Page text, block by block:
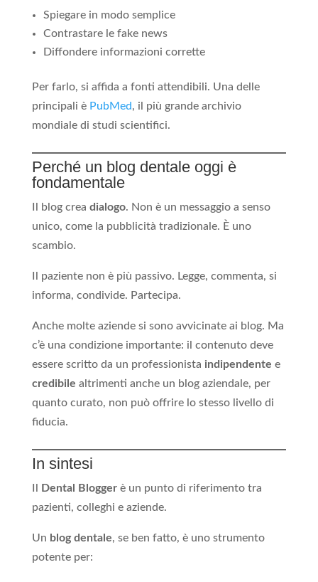
Spiegare in modo semplice
Contrastare le fake news
Diffondere informazioni corrette
Per farlo, si affida a fonti attendibili. Una delle
principali è PubMed, il più grande archivio
mondiale di studi scientifici.
Perché un blog dentale oggi è
fondamentale
Il blog crea dialogo. Non è un messaggio a senso
unico, come la pubblicità tradizionale. È uno
scambio.
Il paziente non è più passivo. Legge, commenta, si
informa, condivide. Partecipa.
Anche molte aziende si sono avvicinate ai blog. Ma
c’è una condizione importante: il contenuto deve
essere scritto da un professionista indipendente e
credibile altrimenti anche un blog aziendale, per
quanto curato, non può offrire lo stesso livello di
fiducia.
In sintesi
Dental Bloggerè un punto di riferimento tra
pazienti, colleghi e aziende.
Un blog dentale, se ben fatto, è uno strumento
potente per: